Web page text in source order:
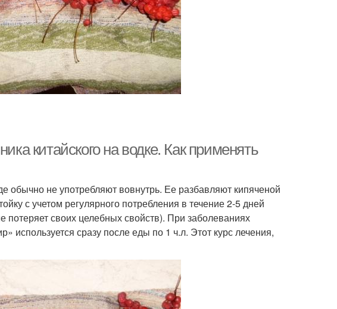
китайского на водке. Как применять
обычно не употребляют вовнутрь. Ее разбавляют кипяченой
с учетом регулярного потребления в течение 2-5 дней
потеряет своих целебных свойств). При заболеваниях
используется сразу после еды по 1 ч.л. Этот курс лечения,